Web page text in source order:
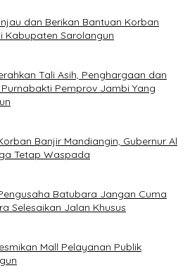
dan Berikan Bantuan Korban
Kabupaten Sarolangun
Tali Asih, Penghargaan dan
Pemprov Jambi Yang
Banjir Mandiangin, Gubernur Al
Tetap Waspada
Batubara Jangan Cuma
Selesaikan Jalan Khusus
Mall Pelayanan Publik